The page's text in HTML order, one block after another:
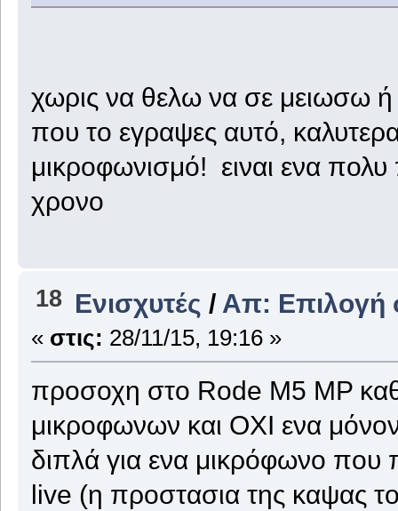
χωρις να θελω να σε μειωσω ή
που το εγραψες αυτό,
μικροφωνισμό! ειναι ενα
χρονο
18 Ενισχυτές / Απ: Επιλογή
« στις: 28/11/15, 19:16 »
προσοχη στο Rode M5 MP
μικροφωνων και ΟΧΙ ενα
διπλά για ενα μικρόφωνο
live (η προστασια της καψας